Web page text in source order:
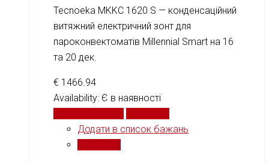
Tecnoeka MKKC 1620 S — конденсаційний
витяжний електричний зонт для
пароконвектоматів Millennial Smart на 16
та 20 дек.
€ 1466.94
Availability: Є в наявності
Додати в список бажань